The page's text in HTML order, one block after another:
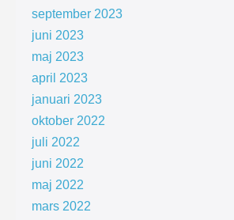
september 2023
juni 2023
maj 2023
april 2023
januari 2023
oktober 2022
juli 2022
juni 2022
maj 2022
mars 2022